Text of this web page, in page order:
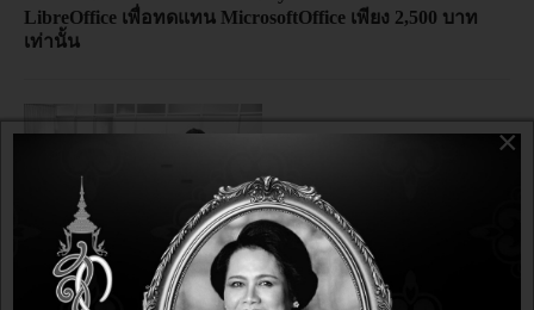
LibreOffice เพื่อทดแทน MicrosoftOffice เพียง 2,500 บาท
เท่านั้น
อบรม 12 years 5 months ago 12 years 5 months ago
×